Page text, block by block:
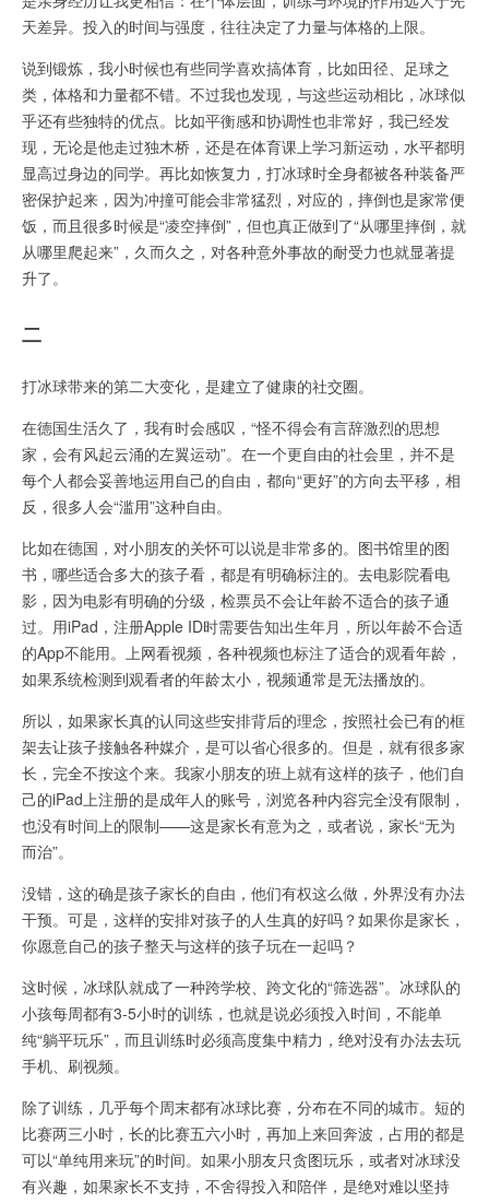
天差异。投入的时间与强度，往往决定了力量与体格的上限。
说到锻炼，我小时候也有些同学喜欢搞体育，比如田径、足球之
类，体格和力量都不错。不过我也发现，与这些运动相比，冰球似
乎还有些独特的优点。比如平衡感和协调性也非常好，我已经发
现，无论是他走过独木桥，还是在体育课上学习新运动，水平都明
显高过身边的同学。再比如恢复力，打冰球时全身都被各种装备严
密保护起来，因为冲撞可能会非常猛烈，对应的，摔倒也是家常便
饭，而且很多时候是“凌空摔倒”，但也真正做到了“从哪里摔倒，就
从哪里爬起来”，久而久之，对各种意外事故的耐受力也就显著提
升了。
二
打冰球带来的第二大变化，是建立了健康的社交圈。
在德国生活久了，我有时会感叹，“怪不得会有言辞激烈的思想
家，会有风起云涌的左翼运动”。在一个更自由的社会里，并不是
每个人都会妥善地运用自己的自由，都向“更好”的方向去平移，相
反，很多人会“滥用”这种自由。
比如在德国，对小朋友的关怀可以说是非常多的。图书馆里的图
书，哪些适合多大的孩子看，都是有明确标注的。去电影院看电
影，因为电影有明确的分级，检票员不会让年龄不适合的孩子通
过。用iPad，注册Apple ID时需要告知出生年月，所以年龄不合适
的App不能用。上网看视频，各种视频也标注了适合的观看年龄，
如果系统检测到观看者的年龄太小，视频通常是无法播放的。
所以，如果家长真的认同这些安排背后的理念，按照社会已有的框
架去让孩子接触各种媒介，是可以省心很多的。但是，就有很多家
长，完全不按这个来。我家小朋友的班上就有这样的孩子，他们自
己的iPad上注册的是成年人的账号，浏览各种内容完全没有限制，
也没有时间上的限制——这是家长有意为之，或者说，家长“无为
而治”。
没错，这的确是孩子家长的自由，他们有权这么做，外界没有办法
干预。可是，这样的安排对孩子的人生真的好吗？如果你是家长，
你愿意自己的孩子整天与这样的孩子玩在一起吗？
这时候，冰球队就成了一种跨学校、跨文化的“筛选器”。冰球队的
小孩每周都有3-5小时的训练，也就是说必须投入时间，不能单
纯“躺平玩乐”，而且训练时必须高度集中精力，绝对没有办法去玩
手机、刷视频。
除了训练，几乎每个周末都有冰球比赛，分布在不同的城市。短的
比赛两三小时，长的比赛五六小时，再加上来回奔波，占用的都是
可以“单纯用来玩”的时间。如果小朋友只贪图玩乐，或者对冰球没
有兴趣，如果家长不支持，不舍得投入和陪伴，是绝对难以坚持